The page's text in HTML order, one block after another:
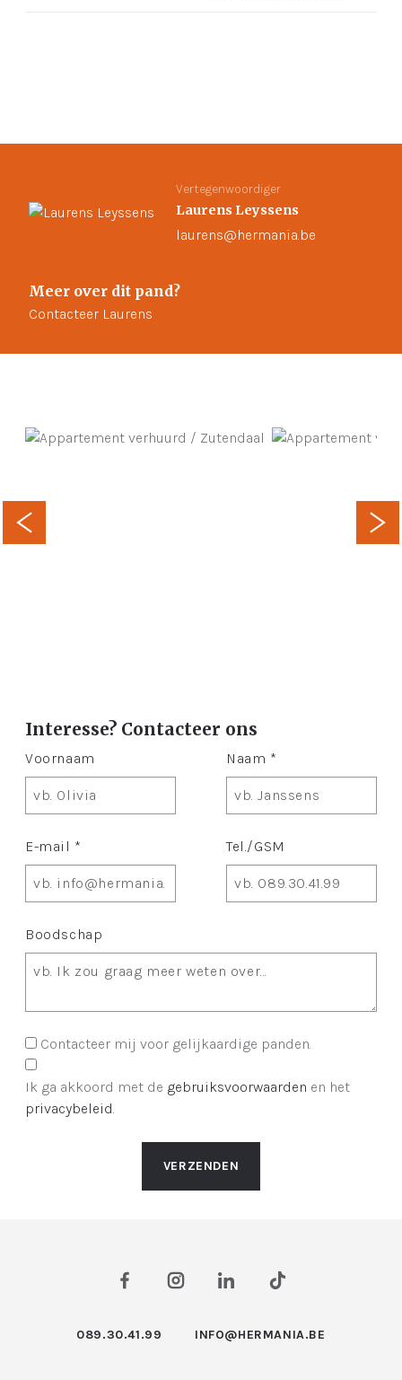
Vertegenwoordiger
Laurens Leyssens
laurens@hermania.be
Meer over dit pand?
Contacteer Laurens
Interesse? Contacteer ons
Voornaam Naam *
E-mail * Tel./GSM
Boodschap
Contacteer mij voor gelijkaardige panden.
Ik ga akkoord met de gebruiksvoorwaarden en het
privacybeleid.
VERZENDEN
089.30.41.99 INFO@HERMANIA.BE